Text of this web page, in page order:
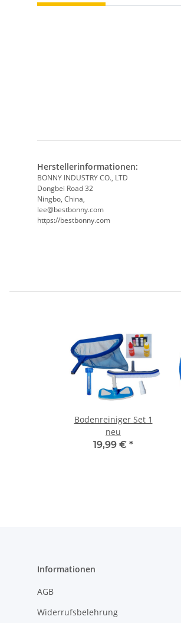
Herstellerinformationen:
BONNY INDUSTRY CO., LTD
Dongbei Road 32
Ningbo, China,
lee@bestbonny.com
https://bestbonny.com
Bodenreiniger Set 1
neu
19,99 € *
Informationen
AGB
Widerrufsbelehrung